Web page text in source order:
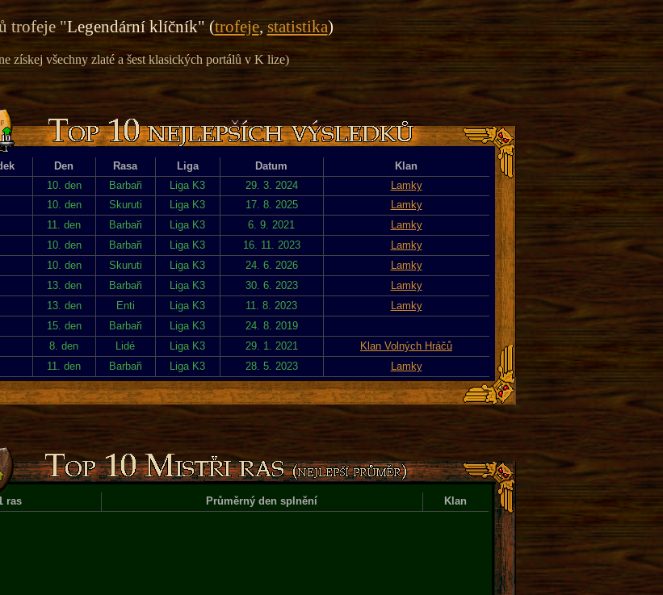
trofeje "Legendární klíčník" (trofeje,statistika)
získej všechny zlaté a šest klasických portálů v K lize)
Den Rasa Liga Datum
Klan
10. den Barbaři Liga K3 29. 3. 2024
Lamky
10. den Skuruti Liga K3 17. 8. 2025
Lamky
11. den Barbaři Liga K3 6. 9. 2021
Lamky
10. den Barbaři Liga K3 16. 11. 2023
Lamky
10. den Skuruti Liga K3 24. 6. 2026
Lamky
13. den Barbaři Liga K3 30. 6. 2023
Lamky
13. den Enti Liga K3 11. 8. 2023
Lamky
15. den Barbaři Liga K3
24. 8. 2019
8. den Lidé Liga K3 29. 1. 2021
Klan Volných Hráčů
11. den Barbaři Liga K3 28. 5. 2023 Lamky
ras Průměrný den splnění Klan